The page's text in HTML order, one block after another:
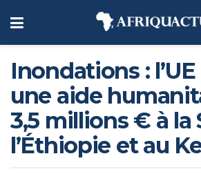
Inondations :
une aide
3,5 millions € à la
l’Éthiopie et au